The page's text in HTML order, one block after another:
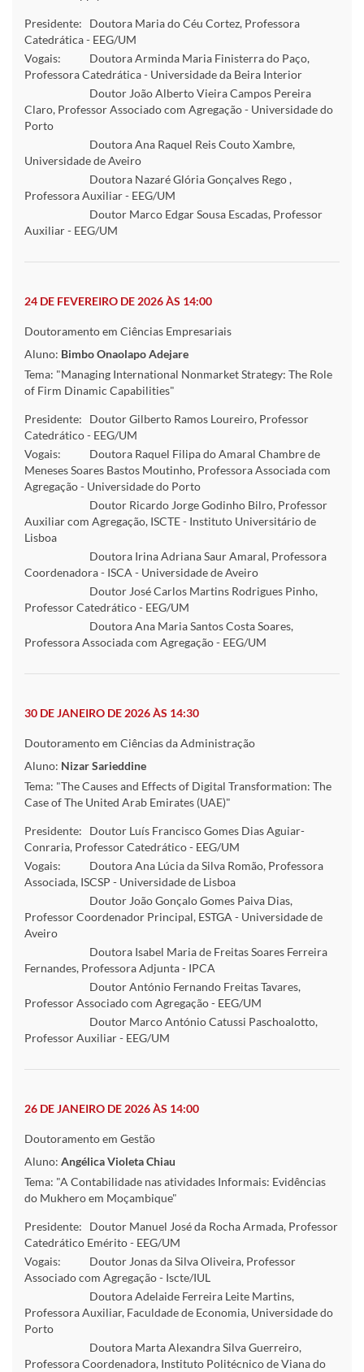
Presidente:
Doutora Maria do Céu Cortez, Professora
Catedrática - EEG/UM
Vogais:
Doutora Arminda Maria Finisterra do Paço,
Professora Catedrática - Universidade da Beira Interior
Doutor João Alberto Vieira Campos Pereira
Claro, Professor Associado com Agregação - Universidade do
Porto
Doutora Ana Raquel Reis Couto Xambre,
Universidade de Aveiro
Doutora Nazaré Glória Gonçalves Rego ,
Professora Auxiliar - EEG/UM
Doutor Marco Edgar Sousa Escadas, Professor
Auxiliar - EEG/UM
24 DE FEVEREIRO DE 2026 ÀS 14:00
Doutoramento em Ciências Empresariais
Aluno: Bimbo Onaolapo Adejare
Tema: "Managing International Nonmarket Strategy: The Role
of Firm Dinamic Capabilities"
Presidente:
Doutor Gilberto Ramos Loureiro, Professor
Catedrático - EEG/UM
Vogais:
Doutora Raquel Filipa do Amaral Chambre de
Meneses Soares Bastos Moutinho, Professora Associada com
Agregação - Universidade do Porto
Doutor Ricardo Jorge Godinho Bilro, Professor
Auxiliar com Agregação, ISCTE - Instituto Universitário de
Lisboa
Doutora Irina Adriana Saur Amaral, Professora
Coordenadora - ISCA - Universidade de Aveiro
Doutor José Carlos Martins Rodrigues Pinho,
Professor Catedrático - EEG/UM
Doutora Ana Maria Santos Costa Soares,
Professora Associada com Agregação - EEG/UM
30 DE JANEIRO DE 2026 ÀS 14:30
Doutoramento em Ciências da Administração
Aluno: Nizar Sarieddine
Tema: "The Causes and Effects of Digital Transformation: The
Case of The United Arab Emirates (UAE)"
Presidente:
Doutor Luís Francisco Gomes Dias Aguiar-
Conraria, Professor Catedrático - EEG/UM
Vogais:
Doutora Ana Lúcia da Silva Romão, Professora
Associada, ISCSP - Universidade de Lisboa
Doutor João Gonçalo Gomes Paiva Dias,
Professor Coordenador Principal, ESTGA - Universidade de
Aveiro
Doutora Isabel Maria de Freitas Soares Ferreira
Fernandes, Professora Adjunta - IPCA
Doutor António Fernando Freitas Tavares,
Professor Associado com Agregação - EEG/UM
Doutor Marco António Catussi Paschoalotto,
Professor Auxiliar - EEG/UM
26 DE JANEIRO DE 2026 ÀS 14:00
Doutoramento em Gestão
Aluno: Angélica Violeta Chiau
Tema: "A Contabilidade nas atividades Informais: Evidências
do Mukhero em Moçambique"
Presidente:
Doutor Manuel José da Rocha Armada, Professor
Catedrático Emérito - EEG/UM
Vogais:
Doutor Jonas da Silva Oliveira, Professor
Associado com Agregação - Iscte/IUL
Doutora Adelaide Ferreira Leite Martins,
Professora Auxiliar, Faculdade de Economia, Universidade do
Porto
Doutora Marta Alexandra Silva Guerreiro,
Professora Coordenadora, Instituto Politécnico de Viana do